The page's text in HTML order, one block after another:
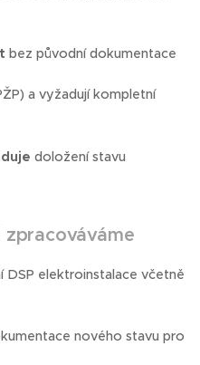
bez původní dokumentace
a vyžadují kompletní
doložení stavu
elektroinstalace včetně
nového stavu pro